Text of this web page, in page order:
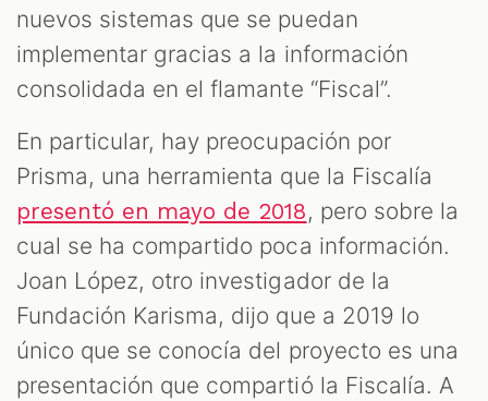
nuevos sistemas que se puedan
implementar gracias a la información
consolidada en el flamante “Fiscal”.
En particular, hay preocupación por
Prisma, una herramienta que la Fiscalía
presentó en mayo de 2018, pero sobre la
cual se ha compartido poca información.
Joan López, otro investigador de la
Fundación Karisma, dijo que a 2019 lo
único que se conocía del proyecto es una
presentación que compartió la Fiscalía. A